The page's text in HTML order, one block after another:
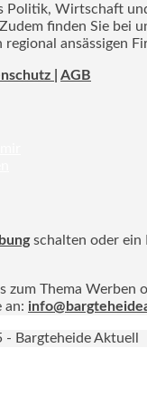
Politik, Wirtschaft
finden Sie bei
ansässigen
| AGB
schalten oder
zum Thema Werben
an:
Bargteheide Aktuell